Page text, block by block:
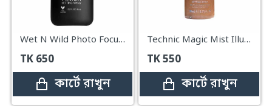
Wet N Wild Photo Focus Matte Setting Spray – 45ml
TK 650
কার্টে রাখুন
Technic Magic Mist Illuminating Setting Spray - 24K Gold - 80ml
TK550
কার্টে রাখুন